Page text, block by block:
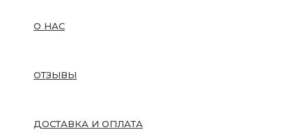
О НАС
ОТЗЫВЫ
ДОСТАВКА И ОПЛАТА